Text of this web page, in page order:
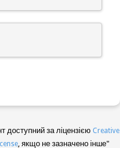
доступний за ліцензією Creative
, якщо не зазначено інше"